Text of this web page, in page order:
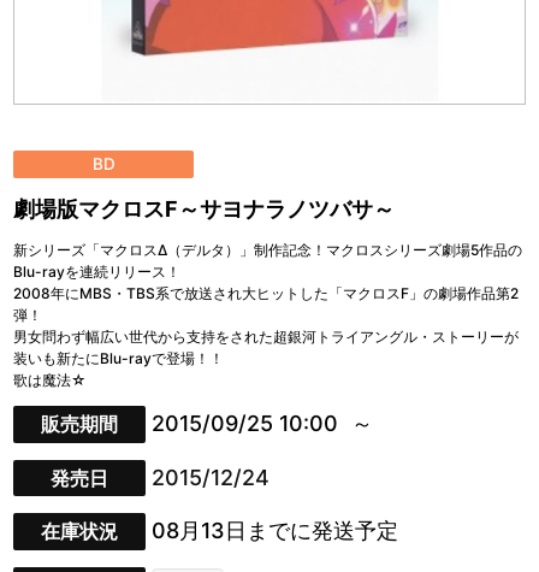
BD
劇場版マクロスF～サヨナラノツバサ～
新シリーズ「マクロスΔ（デルタ）」制作記念！マクロスシリーズ劇場5作品の
Blu-rayを連続リリース！
2008年にMBS・TBS系で放送され大ヒットした「マクロスF」の劇場作品第2
弾！
男女問わず幅広い世代から支持をされた超銀河トライアングル・ストーリーが
装いも新たにBlu-rayで登場！！
歌は魔法☆
販売期間 2015/09/25 10:00
発売日 2015/12/24
在庫状況 08月13日までに発送予定